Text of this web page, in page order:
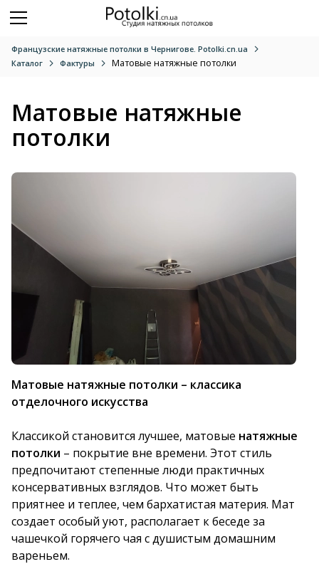
Французские натяжные потолки в Чернигове. Potolki.cn.ua
Каталог
Фактуры Матовые натяжные потолки
Матовые натяжные
потолки
Матовые натяжные потолки – классика
отделочного искусства
Классикой становится лучшее, матовые натяжные
потолки – покрытие вне времени. Этот стиль
предпочитают степенные люди практичных
консервативных взглядов. Что может быть
приятнее и теплее, чем бархатистая материя. Мат
создает особый уют, располагает к беседе за
чашечкой горячего чая с душистым домашним
вареньем.